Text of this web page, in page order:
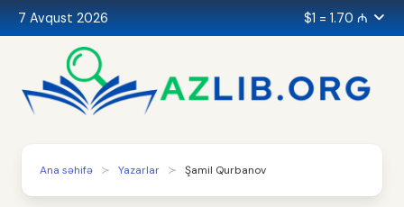
7 Avqust 2026 $1 = 1.70 ₼
Ana səhifə Yazarlar Şamil Qurbanov